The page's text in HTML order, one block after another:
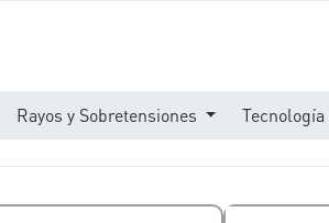
Rayos y Sobretensiones Tecnología